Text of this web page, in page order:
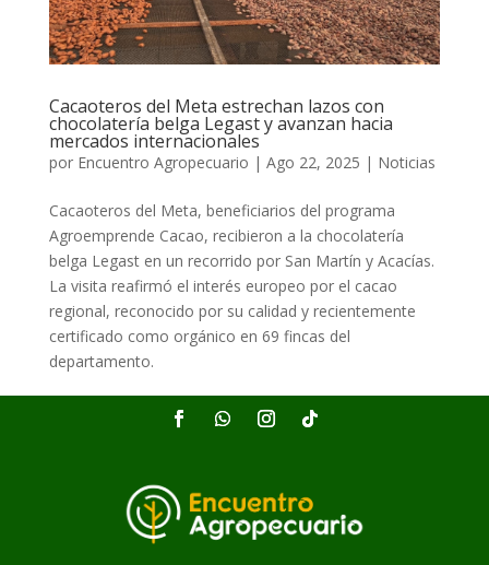
Cacaoteros del Meta estrechan lazos con
chocolatería belga Legast y avanzan hacia
mercados internacionales
por Encuentro Agropecuario | Ago 22, 2025 | Noticias
Cacaoteros del Meta, beneficiarios del programa
Agroemprende Cacao, recibieron a la chocolatería
belga Legast en un recorrido por San Martín y Acacías.
La visita reafirmó el interés europeo por el cacao
regional, reconocido por su calidad y recientemente
certificado como orgánico en 69 fincas del
departamento.